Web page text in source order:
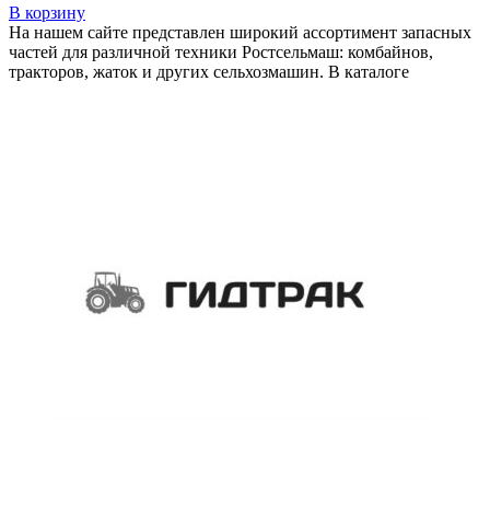
В корзину
На нашем сайте представлен широкий ассортимент запасных
частей для различной техники Ростсельмаш: комбайнов,
тракторов, жаток и других сельхозмашин. В каталоге